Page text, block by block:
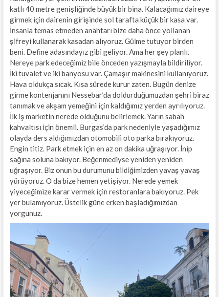
katlı 40 metre genişliğinde büyük bir bina. Kalacağımız daireye
girmek için dairenin girişinde sol tarafta küçük bir kasa var.
İnsanla temas etmeden anahtarı bize daha önce yollanan
şifreyi kullanarak kasadan alıyoruz. Gülme tutuyor birden
beni. Define adasındayız gibi geliyor. Ama her şey planlı.
Nereye park edeceğimiz bile önceden yazışmayla bildiriliyor.
İki tuvalet ve iki banyosu var. Çamaşır makinesini kullanıyoruz.
Hava oldukça sıcak. Kısa sürede kurur zaten. Bugün denize
girme kontenjanını Nessebar’da doldurduğumuzdan şehri biraz
tanımak ve akşam yemeğini için kaldığımız yerden ayrılıyoruz.
İlk iş marketin nerede olduğunu belirlemek. Yarın sabah
kahvaltısı için önemli. Burgas’da park nedeniyle yaşadığımız
olayda ders aldığımızdan otomobili oto parka bırakıyoruz.
Engin titiz. Park etmek için en az on dakika uğraşıyor. İnip
sağına soluna bakıyor. Beğenmediyse yeniden yeniden
uğraşıyor. Biz onun bu durumunu bildiğimizden yavaş yavaş
yürüyoruz. O da bize hemen yetişiyor. Nerede yemek
yiyeceğimize karar vermek için restoranlara bakıyoruz. Pek
yer bulamıyoruz. Üstelik güne erken başladığımızdan
yorgunuz.